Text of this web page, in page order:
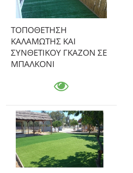
ΤΟΠΟΘΕΤΗΣΗ
ΚΑΛΑΜΩΤΗΣ ΚΑΙ
ΣΥΝΘΕΤΙΚΟΥ ΓΚΑΖΟΝ ΣΕ
ΜΠΑΛΚΟΝΙ